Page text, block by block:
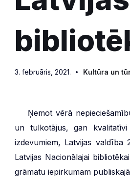
3. februāris, 2021. Kultūra un
Ņemot vērā
un tulkotājus, gan
izdevumiem, Latvijas
Latvijas Nacionālajai
grāmatu iepirkumam